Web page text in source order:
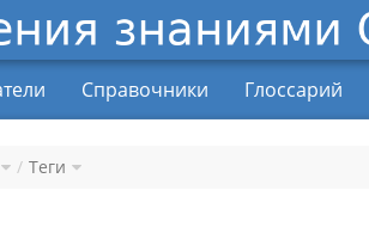
Справочники Глоссарий
Теги